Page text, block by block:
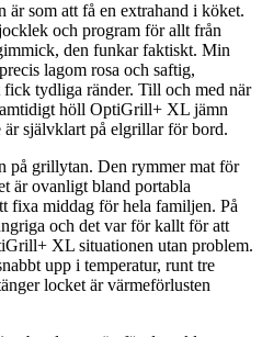
är som att få en extrahand i köket.
och program för allt från
den funkar faktiskt. Min
lagom rosa och saftig,
tydliga ränder. Till och med när
höll OptiGrill+ XL jämn
självklart på elgrillar för bord.
på grillytan. Den rymmer mat för
är ovanligt bland portabla
fixa middag för hela familjen. På
och det var för kallt för att
XL situationen utan problem.
upp i temperatur, runt tre
locket är värmeförlusten